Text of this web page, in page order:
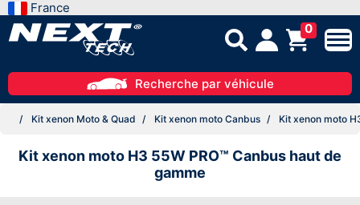
France
0
Recherche par véhicule
Kit xenon Moto & Quad Kit xenon moto Canbus Kit xenon moto
Kit xenon moto H3 55W PRO™ Canbus haut de
gamme